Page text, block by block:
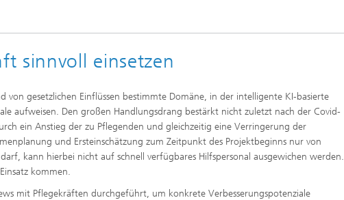
sinnvoll einsetzen
von gesetzlichen Einflüssen bestimmte Domäne, in der intelligente KI-basierte
aufweisen. Den großen Handlungsdrang bestärkt nicht zuletzt nach der Covid-
ein Anstieg der zu Pflegenden und gleichzeitig eine Verringerung der
und Ersteinschätzung zum Zeitpunkt des Projektbeginns nur von
kann hierbei nicht auf schnell verfügbares Hilfspersonal ausgewichen werden.
kommen.
mit Pflegekräften durchgeführt, um konkrete Verbesserungspotenziale